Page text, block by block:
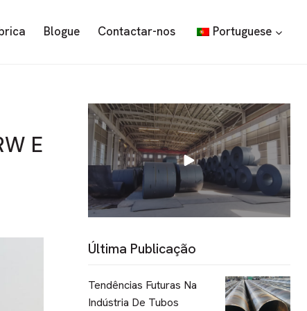
Blogue Contactar-nos Portuguese
E
Última Publicação
Tendências Futuras Na
Indústria De Tubos